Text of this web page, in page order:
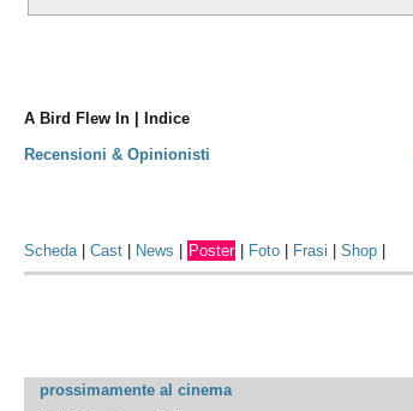
A Bird Flew In | Indice
Recensioni & Opinionisti
Scheda|Cast News Poster Foto Frasi |Shop
prossimamente al cinema